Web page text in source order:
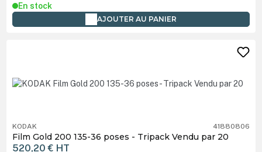
En stock
AJOUTER AU PANIER
KODAK 41880806
Film Gold 200 135-36 poses - Tripack Vendu par 20
520,20 € HT